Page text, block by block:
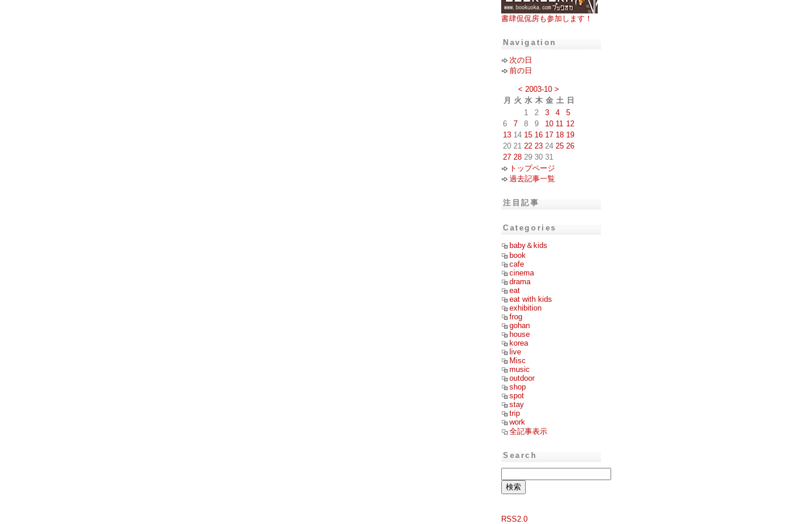
書肆侃侃房も参加します！
Navigation
次の日
前の日
< 2003-10 >
月
火 水 木 金 土 日
1
2 3 4
5
6
7 8 9 10 11 12
13 14 15 16 17 18 19
20 21 22 23 24 25 26
27 28 29 30 31
トップページ
過去記事一覧
注目記事
Categories
baby＆kids
book
cafe
cinema
drama
eat
eat with kids
exhibition
frog
gohan
house
korea
live
Misc
music
outdoor
shop
spot
stay
trip
work
全記事表示
Search
RSS2.0